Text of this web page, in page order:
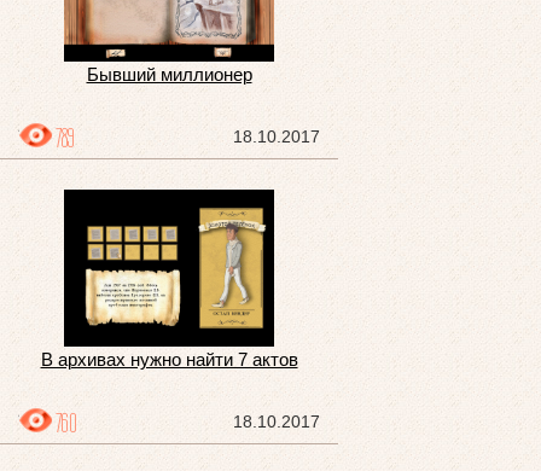
Бывший миллионер
18.10.2017
789
В архивах нужно найти 7 актов
18.10.2017
760